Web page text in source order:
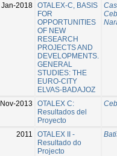
Jan-2018 OTALEX-C, BASIS
FOR
OPPORTUNITIES
OF NEW
RESEARCH
PROJECTS AND
DEVELOPMENTS.
GENERAL
STUDIES: THE
EURO-CITY
ELVAS-BADAJOZ
Nov-2013
OTALEX C:
Resultados del
Proyecto
2011
OTALEX II -
Resultado do
Projecto